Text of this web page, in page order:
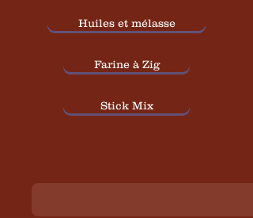
Huiles et mélasse
Farine à Zig
Stick Mix